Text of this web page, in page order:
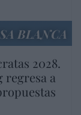
BLANCA
2028.
regresa a